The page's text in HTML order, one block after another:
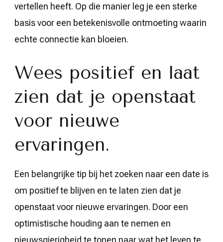
vertellen heeft. Op die manier leg je een sterke
basis voor een betekenisvolle ontmoeting waarin
echte connectie kan bloeien.
Wees positief en laat
zien dat je openstaat
voor nieuwe
ervaringen.
Een belangrijke tip bij het zoeken naar een date is
om positief te blijven en te laten zien dat je
openstaat voor nieuwe ervaringen. Door een
optimistische houding aan te nemen en
nieuwsgierigheid te tonen naar wat het leven te